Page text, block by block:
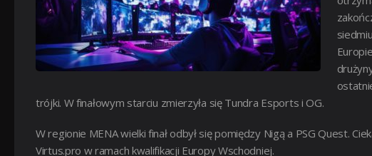
trójki. W finałowym starciu zmierzyła się Tundra Esports i OG.
W regionie MENA wielki finał odbył się pomiędzy Nigą a PSG Quest.
Virtus.pro w ramach kwalifikacji Europy Wschodniej.